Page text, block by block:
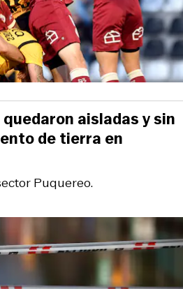
Puquereo.
aisladas y sin
de tierra en